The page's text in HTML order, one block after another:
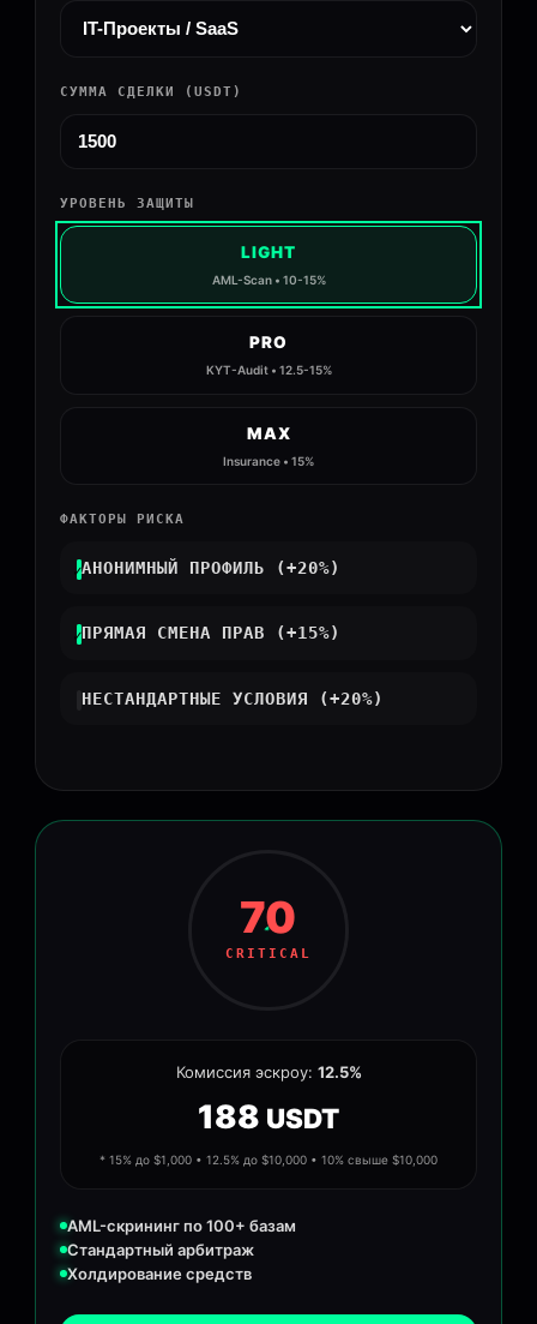
СУММА СДЕЛКИ (USDT)
УРОВЕНЬ ЗАЩИТЫ
LIGHT
AML-Scan • 10-15%
PRO
KYT-Audit • 12.5-15%
MAX
Insurance • 15%
ФАКТОРЫ РИСКА
ПОЛЕ ВВОДА
АНОНИМНЫЙ ПРОФИЛЬ (+20%)
ПОЛЕ ВВОДА
ПРЯМАЯ СМЕНА ПРАВ (+15%)
ПОЛЕ ВВОДА
НЕСТАНДАРТНЫЕ УСЛОВИЯ (+20%)
70
CRITICAL
Комиссия эскроу: 12.5%
188 USDT
* 15% до $1,000 • 12.5% до $10,000 • 10% свыше $10,000
AML-скрининг по 100+ базам
Стандартный арбитраж
Холдирование средств